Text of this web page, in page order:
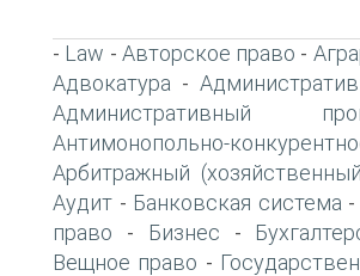
- Law - Авторское право -
Адвокатура -
Административный
Антимонопольно-
Арбитражный
Аудит - Банковская система -
право - Бизнес -
Вещное право -